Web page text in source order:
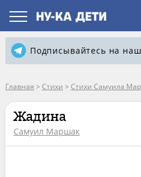
Подписывайтесь на
Главная > Стихи > Стихи Самуила
Жадина
Самуил Маршак